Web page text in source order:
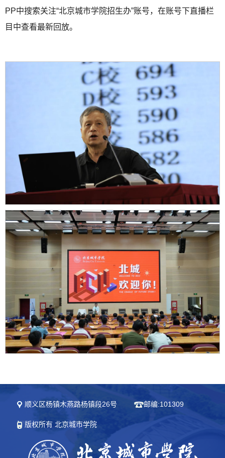
PP中搜索关注“北京城市学院招生办”账号，在账号下直播栏
目中查看最新回放。
顺义区杨镇木燕路杨镇段26号 邮编:101309
版权所有 北京城市学院